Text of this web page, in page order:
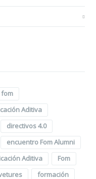
Aditiva
directivos 4.0
encuentro Fom Alumni
Aditiva
Fom
formación